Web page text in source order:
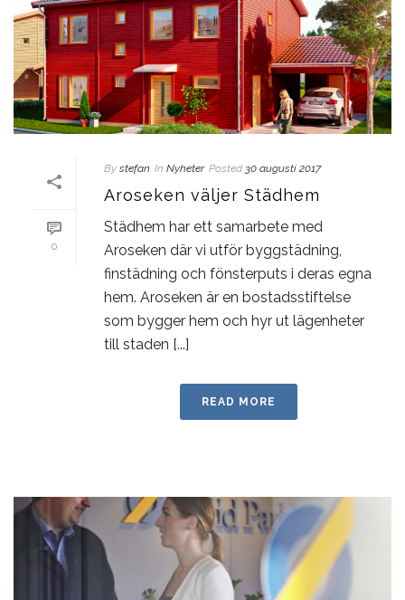
0
By stefan In Nyheter Posted 30 augusti 2017
Aroseken väljer Städhem
Städhem har ett samarbete med
Aroseken där vi utför byggstädning,
finstädning och fönsterputs i deras egna
hem. Aroseken är en bostadsstiftelse
som bygger hem och hyr ut lägenheter
till staden [...]
READ MORE